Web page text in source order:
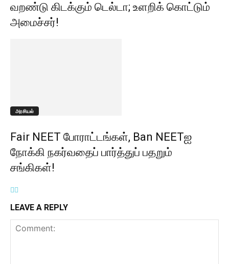
வறண்டு கிடக்கும் டெல்டா; உளறிக் கொட்டும்
அமைச்சர்!
அரசியல்
Fair NEET போராட்டங்கள், Ban NEETஐ
நோக்கி நகர்வதைப் பார்த்துப் பதறும்
சங்கிகள்!
LEAVE A REPLY